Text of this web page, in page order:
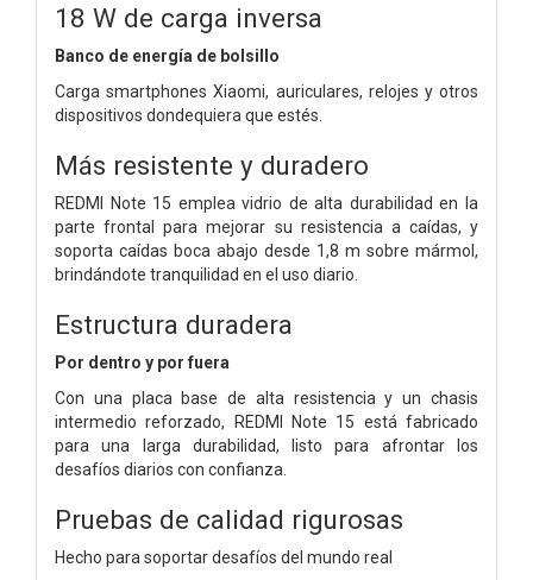
18 W de carga inversa
Banco de energía de bolsillo
Carga smartphones Xiaomi, auriculares, relojes y otros
dispositivos dondequiera que estés.
Más resistente y duradero
REDMI Note 15 emplea vidrio de alta durabilidad en la
parte frontal para mejorar su resistencia a caídas, y
soporta caídas boca abajo desde 1,8 m sobre mármol,
brindándote tranquilidad en el uso diario.
Estructura duradera
Por dentro y por fuera
Con una placa base de alta resistencia y un chasis
intermedio reforzado, REDMI Note 15 está fabricado
para una larga durabilidad, listo para afrontar los
desafíos diarios con confianza.
Pruebas de calidad rigurosas
Hecho para soportar desafíos del mundo real